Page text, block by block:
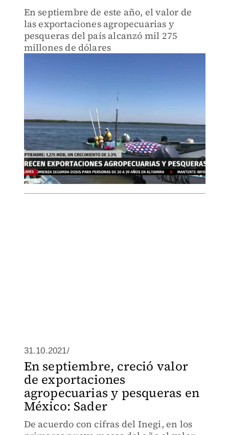
En septiembre de este año, el valor de
las exportaciones agropecuarias y
pesqueras del país alcanzó mil 275
millones de dólares
31.10.2021/
En septiembre, creció valor
de exportaciones
agropecuarias y pesqueras en
México: Sader
De acuerdo con cifras del Inegi, en los